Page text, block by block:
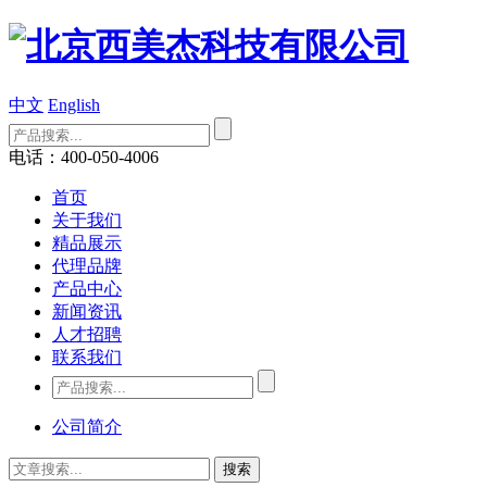
中文 English
电话：400-050-4006
首页
关于我们
精品展示
代理品牌
产品中心
新闻资讯
人才招聘
联系我们
公司简介